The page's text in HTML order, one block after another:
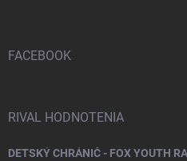
FACEBOOK
RIVAL HODNOTENIA